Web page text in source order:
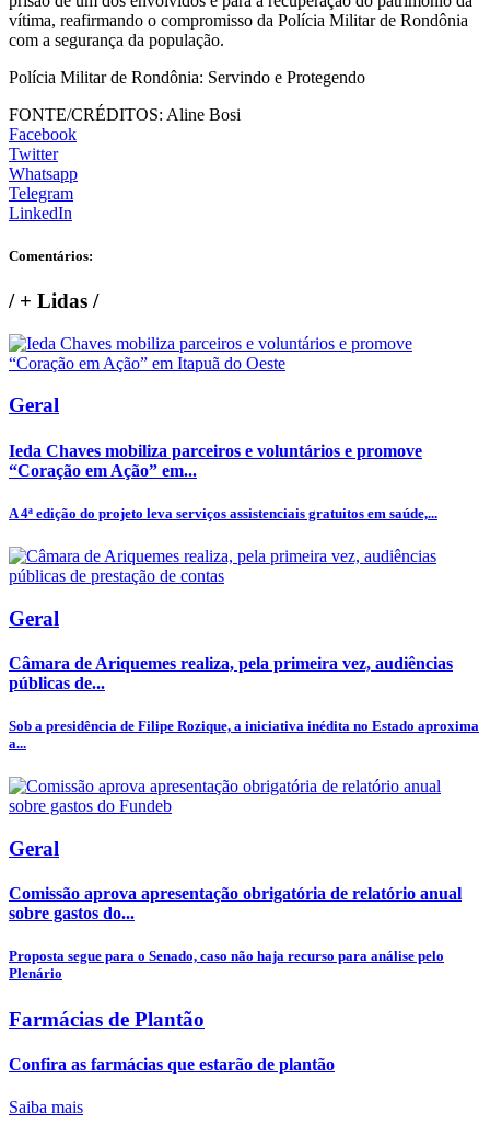
vítima, reafirmando o compromisso da Polícia Militar de Rondônia
com a segurança da população.
Polícia Militar de Rondônia: Servindo e Protegendo
FONTE/CRÉDITOS: Aline Bosi
Facebook
Twitter
Whatsapp
Telegram
LinkedIn
Comentários:
/+ Lidas /
Geral
Ieda Chaves mobiliza parceiros e voluntários e promove
“Coração em Ação” em...
A 4ª edição do projeto leva serviços assistenciais gratuitos em saúde,...
Geral
Câmara de Ariquemes realiza, pela primeira vez, audiências
públicas de...
Sob a presidência de Filipe Rozique, a iniciativa inédita no Estado aproxima
a...
Geral
Comissão aprova apresentação obrigatória de relatório anual
sobre gastos do...
Proposta segue para o Senado, caso não haja recurso para análise pelo
Plenário
Farmácias de Plantão
Confira as farmácias que estarão de plantão
Saiba mais